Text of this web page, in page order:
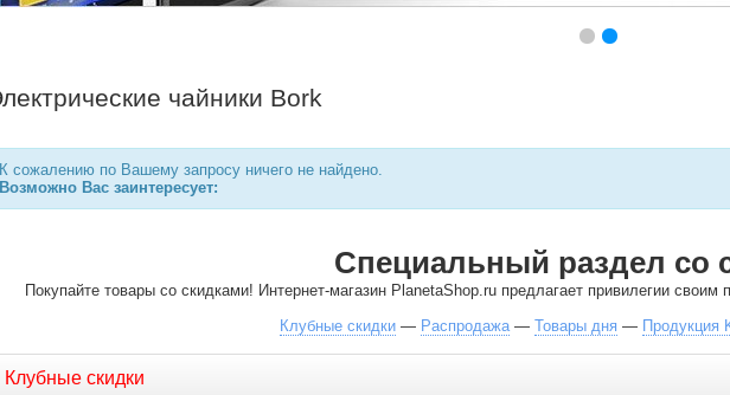
чайники Bork
К сожалению по Вашему запросу ничего не найдено.
Возможно Вас заинтересует:
Специальный раздел со
Покупайте товары со скидками! Интернет-магазин PlanetaShop.ru предлагает привилегии
Клубные скидки— Распродажа— Товары дня — Продукция
Клубные скидки